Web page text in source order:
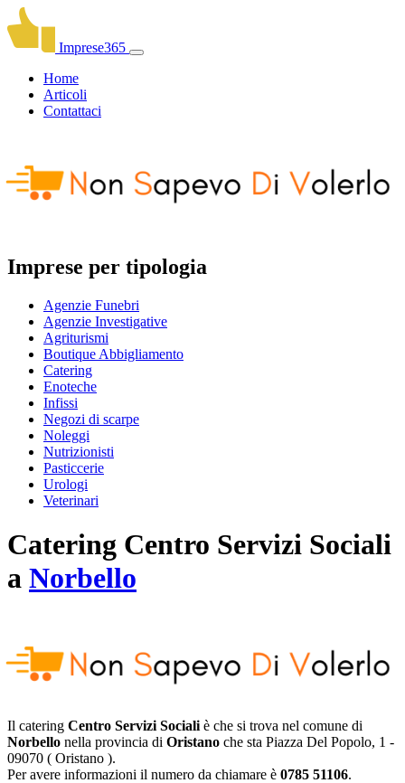
Imprese365
Home
Articoli
Contattaci
Imprese per tipologia
Agenzie Funebri
Agenzie Investigative
Agriturismi
Boutique Abbigliamento
Catering
Enoteche
Infissi
Negozi di scarpe
Noleggi
Nutrizionisti
Pasticcerie
Urologi
Veterinari
Catering Centro Servizi Sociali
a Norbello
Il catering Centro Servizi Sociali è che si trova nel comune di
Norbello nella provincia di Oristano che sta Piazza Del Popolo, 1 -
09070 ( Oristano ).
Per avere informazioni il numero da chiamare è 0785 51106.